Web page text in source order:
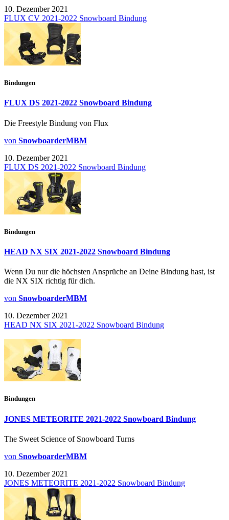
10. Dezember 2021
FLUX CV 2021-2022 Snowboard Bindung
Bindungen
FLUX DS 2021-2022 Snowboard Bindung
Die Freestyle Bindung von Flux
von SnowboarderMBM
10. Dezember 2021
FLUX DS 2021-2022 Snowboard Bindung
Bindungen
HEAD NX SIX 2021-2022 Snowboard Bindung
Wenn Du nur die höchsten Ansprüche an Deine Bindung hast, ist
die NX SIX richtig für dich.
von SnowboarderMBM
10. Dezember 2021
HEAD NX SIX 2021-2022 Snowboard Bindung
Bindungen
JONES METEORITE 2021-2022 Snowboard Bindung
The Sweet Science of Snowboard Turns
von SnowboarderMBM
10. Dezember 2021
JONES METEORITE 2021-2022 Snowboard Bindung